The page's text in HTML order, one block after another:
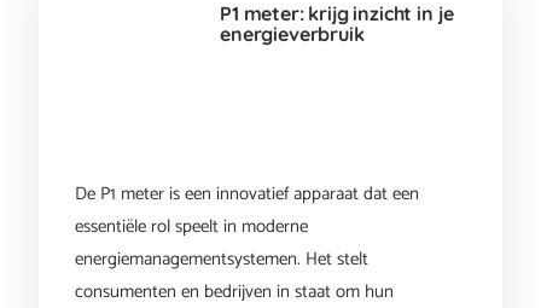
P1 meter: krijg inzicht in je
energieverbruik
De P1 meter is een innovatief apparaat dat een
essentiële rol speelt in moderne
energiemanagementsystemen. Het stelt
consumenten en bedrijven in staat om hun